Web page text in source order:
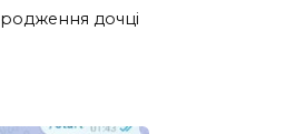
дочці